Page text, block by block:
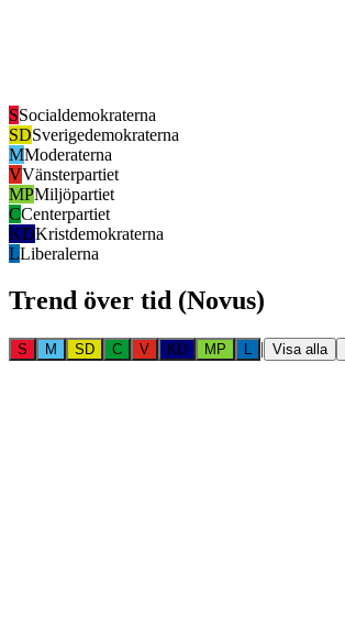
SSocialdemokraterna
SDSverigedemokraterna
MModeraterna
VVänsterpartiet
MPMiljöpartiet
CCenterpartiet
KDKristdemokraterna
LLiberalerna
Trend över tid (Novus)
S M SD C V KD MP L | Visa alla